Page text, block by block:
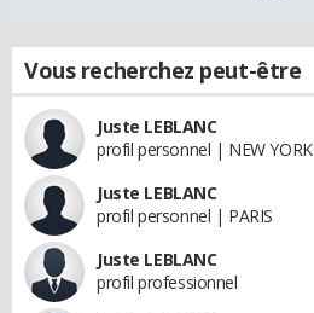
Vous recherchez peut-être
Juste LEBLANC
profil personnel | NEW YORK
Juste LEBLANC
profil personnel | PARIS
Juste LEBLANC
profil professionnel